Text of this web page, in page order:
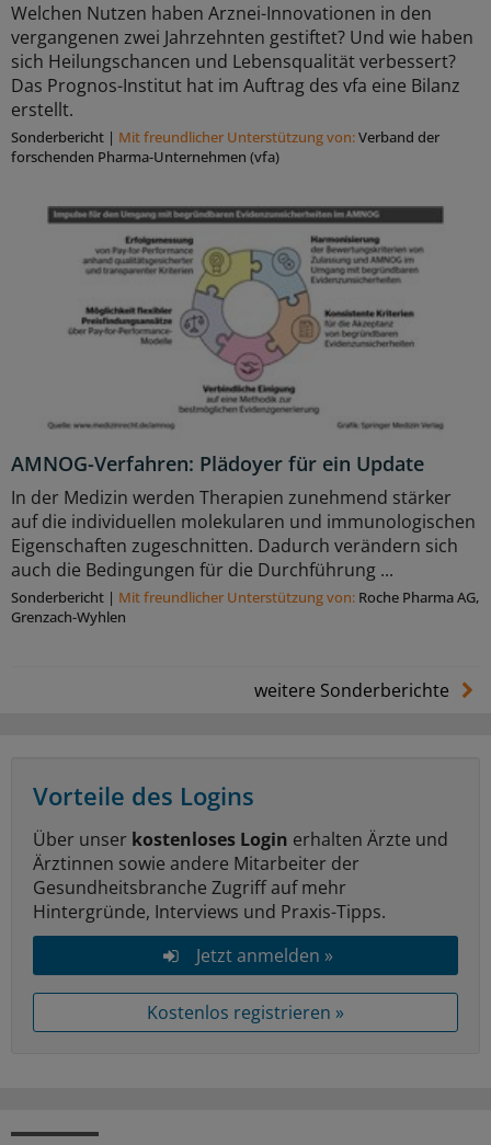
Welchen Nutzen haben Arznei-Innovationen in den
vergangenen zwei Jahrzehnten gestiftet? Und wie haben
sich Heilungschancen und Lebensqualität verbessert?
Das Prognos-Institut hat im Auftrag des vfa eine Bilanz
erstellt.
Sonderbericht | Mit freundlicher Unterstützung von:Verband der
forschenden Pharma-Unternehmen (vfa)
AMNOG-Verfahren: Plädoyer für ein Update
In der Medizin werden Therapien zunehmend stärker
auf die individuellen molekularen und immunologischen
Eigenschaften zugeschnitten. Dadurch verändern sich
auch die Bedingungen für die Durchführung ...
Sonderbericht | Mit freundlicher Unterstützung von: Roche Pharma AG,
Grenzach-Wyhlen
weitere Sonderberichte
Vorteile des Logins
Über unser kostenloses Login erhalten Ärzte und
Ärztinnen sowie andere Mitarbeiter der
Gesundheitsbranche Zugriff auf mehr
Hintergründe, Interviews und Praxis-Tipps.
Jetzt anmelden »
Kostenlos registrieren »